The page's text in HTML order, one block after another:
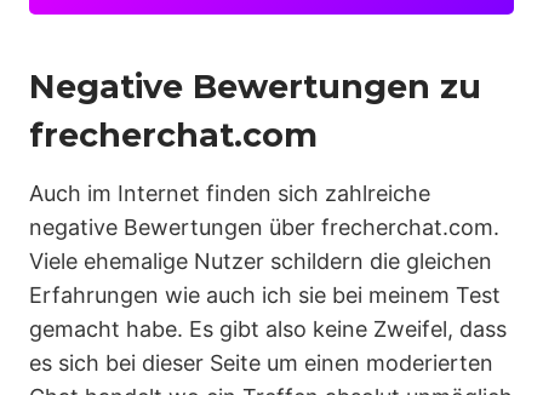
Negative Bewertungen zu
frecherchat.com
Auch im Internet finden sich zahlreiche
negative Bewertungen über frecherchat.com.
Viele ehemalige Nutzer schildern die gleichen
Erfahrungen wie auch ich sie bei meinem Test
gemacht habe. Es gibt also keine Zweifel, dass
es sich bei dieser Seite um einen moderierten